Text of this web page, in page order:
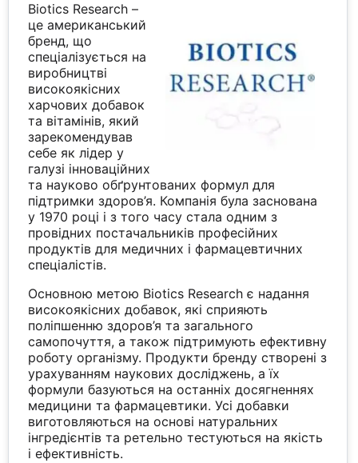
Biotics Research –
це американський
бренд, що
спеціалізується на
виробництві
високоякісних
харчових добавок
та вітамінів, який
зарекомендував
себе як лідер у
галузі інноваційних
та науково обґрунтованих формул для
підтримки здоров’я. Компанія була заснована
у 1970 році і з того часу стала одним з
провідних постачальників професійних
продуктів для медичних і фармацевтичних
спеціалістів.
Основною метою Biotics Research є надання
високоякісних добавок, які сприяють
поліпшенню здоров’я та загального
самопочуття, а також підтримують ефективну
роботу організму. Продукти бренду створені з
урахуванням наукових досліджень, а їх
формули базуються на останніх досягненнях
медицини та фармацевтики. Усі добавки
виготовляються на основі натуральних
інгредієнтів та ретельно тестуються на якість
і ефективність.